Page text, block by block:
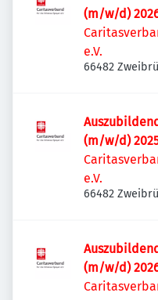
(m/w/d)
e.V.
66482
(m/w/d)
e.V.
66482
(m/w/d)